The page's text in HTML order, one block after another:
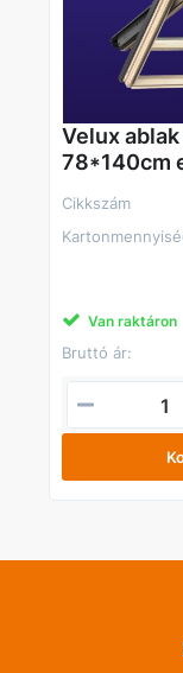
Velux
78*140cm
Cikkszám
Van raktáron
Bruttó ár: